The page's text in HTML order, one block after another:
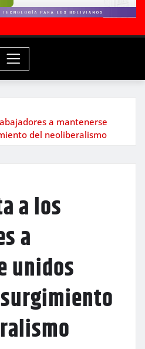
a mantenerse
del neoliberalismo
a los
a
unidos